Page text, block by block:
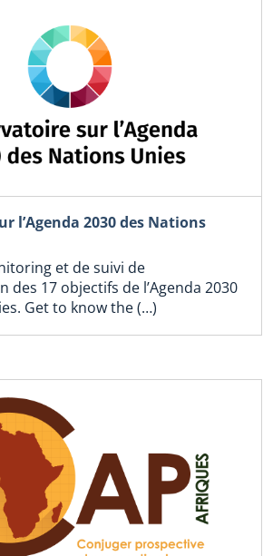
l’Agenda 2030 des Nations
et de suivi de
des 17 objectifs de l’Agenda 2030
Get to know the (…)